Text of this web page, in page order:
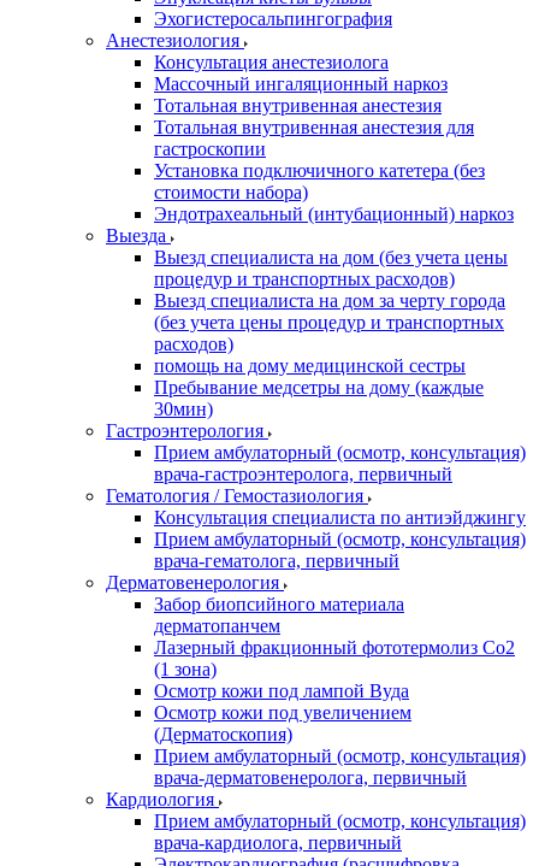
Эхогистеросальпингография
Анестезиология
Консультация анестезиолога
Массочный ингаляционный наркоз
Тотальная внутривенная анестезия
Тотальная внутривенная анестезия для
гастроскопии
Установка подключичного катетера (без
стоимости набора)
Эндотрахеальный (интубационный) наркоз
Выезда
Выезд специалиста на дом (без учета цены
процедур и транспортных расходов)
Выезд специалиста на дом за черту города
(без учета цены процедур и транспортных
расходов)
помощь на дому медицинской сестры
Пребывание медсетры на дому (каждые
30мин)
Гастроэнтерология
Прием амбулаторный (осмотр, консультация)
врача-гастроэнтеролога, первичный
Гематология / Гемостазиология
Консультация специалиста по антиэйджингу
Прием амбулаторный (осмотр, консультация)
врача-гематолога, первичный
Дерматовенерология
Забор биопсийного материала
дерматопанчем
Лазерный фракционный фототермолиз Со2
(1 зона)
Осмотр кожи под лампой Вуда
Осмотр кожи под увеличением
(Дерматоскопия)
Прием амбулаторный (осмотр, консультация)
врача-дерматовенеролога, первичный
Кардиология
Прием амбулаторный (осмотр, консультация)
врача-кардиолога, первичный